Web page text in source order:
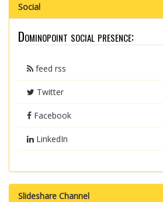
Social
Dominopoint social presence:
feed rss
Twitter
Facebook
LinkedIn
Slideshare Channel